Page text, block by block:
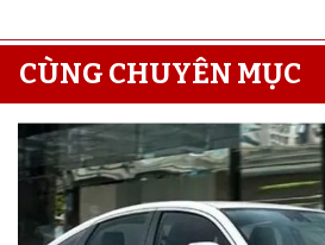
CÙNG CHUYÊN MỤC